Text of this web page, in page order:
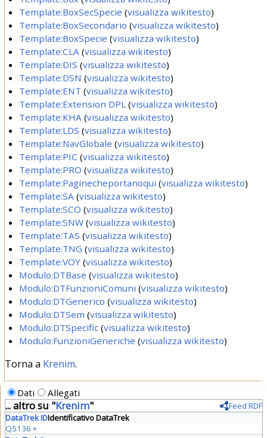
Template:BoxSecSpecie (visualizza wikitesto)
Template:BoxSecondario (visualizza wikitesto)
Template:BoxSpecie (visualizza wikitesto)
Template:CLA (visualizza wikitesto)
Template:DIS (visualizza wikitesto)
Template:DSN (visualizza wikitesto)
Template:ENT (visualizza wikitesto)
Template:Extension DPL (visualizza wikitesto)
Template:KHA (visualizza wikitesto)
Template:LDS (visualizza wikitesto)
Template:NavGlobale (visualizza wikitesto)
Template:PIC (visualizza wikitesto)
Template:PRO (visualizza wikitesto)
Template:Paginecheportanoqui (visualizza wikitesto)
Template:SA (visualizza wikitesto)
Template:SCO (visualizza wikitesto)
Template:SNW (visualizza wikitesto)
Template:TAS (visualizza wikitesto)
Template:TNG (visualizza wikitesto)
Template:VOY (visualizza wikitesto)
Modulo:DTBase (visualizza wikitesto)
Modulo:DTFunzioniComuni (visualizza wikitesto)
Modulo:DTGenerico (visualizza wikitesto)
Modulo:DTSem (visualizza wikitesto)
Modulo:DTSpecific (visualizza wikitesto)
Modulo:FunzioniGeneriche (visualizza wikitesto)
Torna a Krenim.
Dati Allegati
... altro su "Krenim"
Feed RDF
DataTrek IDIdentificativo DataTrek
Q5136 +